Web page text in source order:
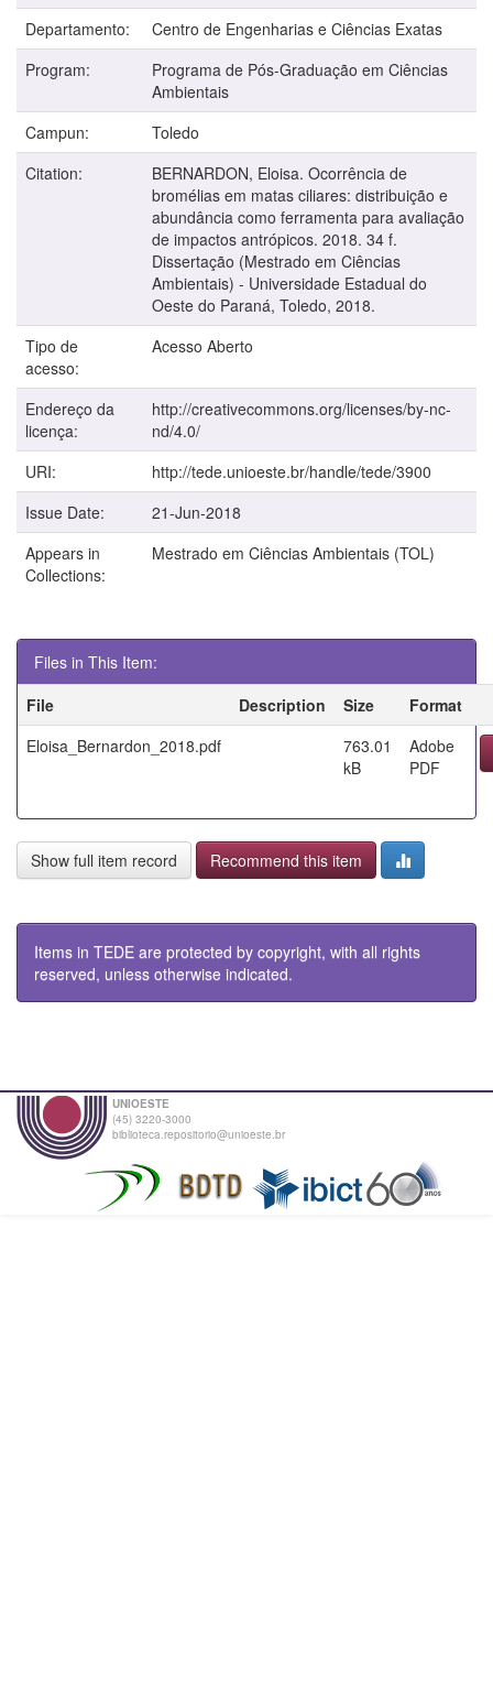
Departamento:
Centro de Engenharias e Ciências Exatas
Program:
Programa de Pós-Graduação em Ciências
Ambientais
Campun:
Toledo
Citation:
BERNARDON, Eloisa. Ocorrência de
bromélias em matas ciliares: distribuição e
abundância como ferramenta para avaliação
de impactos antrópicos. 2018. 34 f.
Dissertação (Mestrado em Ciências
Ambientais) - Universidade Estadual do
Oeste do Paraná, Toledo, 2018.
Tipo de
acesso:
Acesso Aberto
Endereço da
licença:
http://creativecommons.org/licenses/by-nc-
nd/4.0/
URI:
http://tede.unioeste.br/handle/tede/3900
Issue Date:
21-Jun-2018
Appears in
Collections:
Mestrado em Ciências Ambientais (TOL)
Files in This Item:
File
Description Size
Format
Eloisa_Bernardon_2018.pdf
763.01
kB
Adobe
PDF
Show full item record Recommend this item
Items in TEDE are protected by copyright, with all rights
reserved, unless otherwise indicated.
UNIOESTE
(45) 3220-3000
biblioteca.repositorio@unioeste.br